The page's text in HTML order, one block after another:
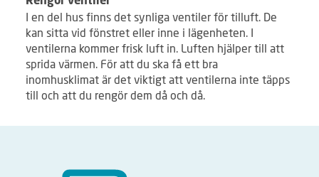
I en del hus finns det synliga ventiler för tilluft. De
kan sitta vid fönstret eller inne i lägenheten. I
ventilerna kommer frisk luft in. Luften hjälper till att
sprida värmen. För att du ska få ett bra
inomhusklimat är det viktigt att ventilerna inte täpps
till och att du rengör dem då och då.